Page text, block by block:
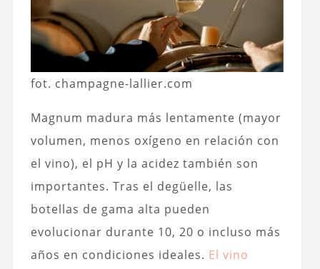
fot. champagne-lallier.com
Magnum madura más lentamente (mayor
volumen, menos oxígeno en relación con
el vino), el pH y la acidez también son
importantes. Tras el degüelle, las
botellas de gama alta pueden
evolucionar durante 10, 20 o incluso más
años en condiciones ideales. El vino